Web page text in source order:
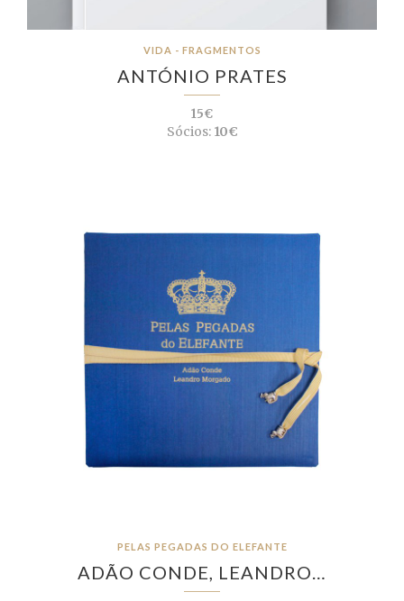
VIDA - FRAGMENTOS
ANTÓNIO PRATES
15€
Sócios:10€
PELAS PEGADAS DO ELEFANTE
ADÃO CONDE, LEANDRO…